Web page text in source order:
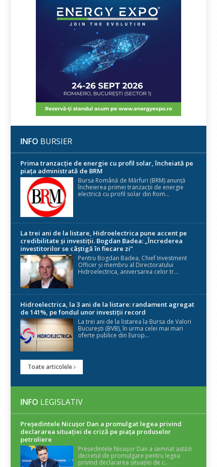
INFO BURSIER
Prima tranzacție de energie cu profil solar, încheiată pe
piața administrată de BRM
Bursa Română de Mărfuri (BRM) anunță
încheierea primei tranzacții de energie
electrică cu profil solar din Rom...
La trei ani de la listare, Hidroelectrica pune accent pe
credibilitate și investiții. Bogdan Badea: „Încrederea
investitorilor se câștigă în fiecare zi”
Pentru Bogdan Badea, Chief Investment
Officer și membru al Directoratului
Hidroelectrica, aniversarea celor tr...
Hidroelectrica, la 3 ani de la listare: randament agregat
de 141%, pe fondul unor investiții record
La trei ani de la listarea la Bursa de Valori
București (BVB), în urma celei mai mari
oferte publice din Europ...
Toate articolele
INFO LEGISLATIV
Președintele Nicuşor Dan a promulgat legea privind
declararea situaţiei de criză pe piaţa produselor
petroliere
Președintele Nicușor Dan a semnat astăzi
decretul de promulgare pentru legea
privind declararea situației de c...